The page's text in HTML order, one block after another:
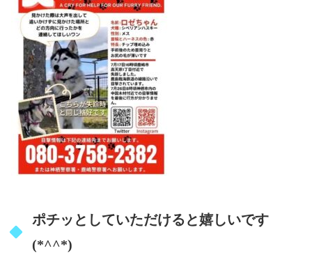
ポチッとしていただけると嬉しいです
(*^^*)